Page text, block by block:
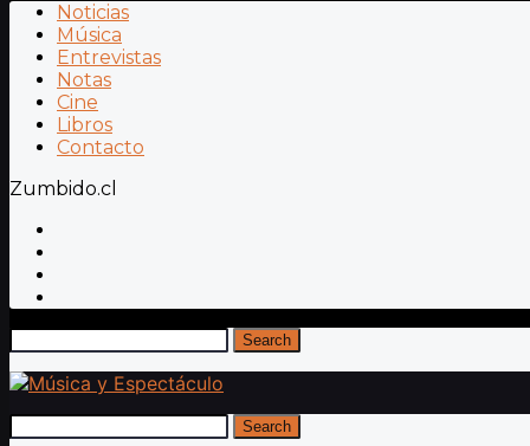
Noticias
Música
Entrevistas
Notas
Cine
Libros
Contacto
Zumbido.cl
Search
Search